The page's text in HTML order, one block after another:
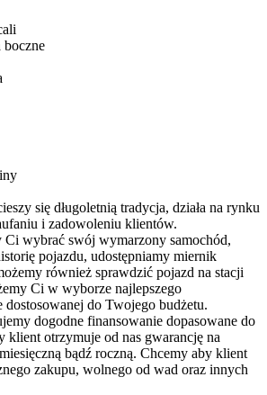
boczne
się długoletnią tradycja, działa na rynku
i zadowoleniu klientów.
Ci wybrać swój wymarzony samochód,
pojazdu, udostępniamy miernik
również sprawdzić pojazd na stacji
Ci w wyborze najlepszego
dostosowanej do Twojego budżetu.
dogodne finansowanie dopasowane do
klient otrzymuje od nas gwarancję na
bądź roczną. Chcemy aby klient
zakupu, wolnego od wad oraz innych